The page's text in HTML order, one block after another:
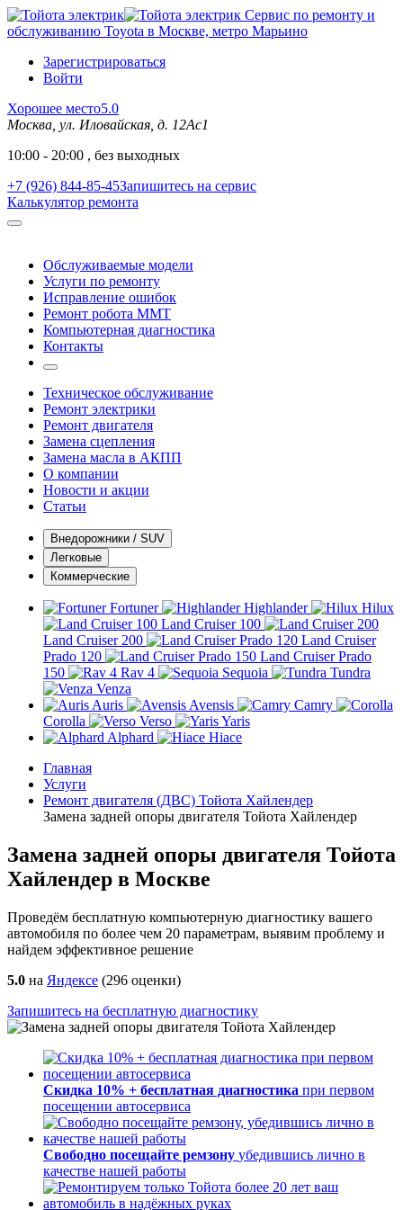
Сервис по ремонту и
обслуживанию Toyota в Москве, метро Марьино
Зарегистрироваться
Войти
Хорошее место5.0
Москва, ул. Иловайская, д. 12Ас1
10:00 - 20:00 , без выходных
+7 (926) 844-85-45Запишитесь на сервис
Калькулятор ремонта
Обслуживаемые модели
Услуги по ремонту
Исправление ошибок
Ремонт робота MMT
Компьютерная диагностика
Контакты
Техническое обслуживание
Ремонт электрики
Ремонт двигателя
Замена сцепления
Замена масла в АКПП
О компании
Новости и акции
Статьи
Внедорожники / SUV
Легковые
Коммерческие
Fortuner Highlander
Hilux
Land Cruiser 100
Land Cruiser 200
Land Cruiser
Prado 120
Land Cruiser Prado
150
Rav 4 Sequoia
Tundra
Venza
Auris
Avensis
Camry
Corolla
Verso
Yaris
Alphard
Hiace
Главная
Услуги
Ремонт двигателя (ДВС) Тойота Хайлендер
Замена задней опоры двигателя Тойота Хайлендер
Замена задней опоры двигателя Тойота
Хайлендер в Москве
Проведём бесплатную компьютерную диагностику вашего
автомобиля по более чем 20 параметрам, выявим проблему и
найдем эффективное решение
5.0 на Яндексе (296 оценки)
Запишитесь на бесплатную диагностику
Скидка 10% + бесплатная диагностика при первом
посещении автосервиса
Свободно посещайте ремзону убедившись лично в
качестве нашей работы